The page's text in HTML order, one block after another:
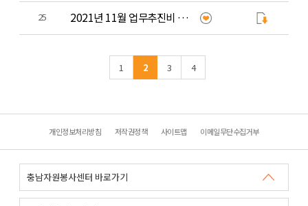
25 2021년 11월 업무추진비 사용 내역
1 2 3 4
개인정보처리방침 저작권정책 사이트맵 이메일무단수집거부